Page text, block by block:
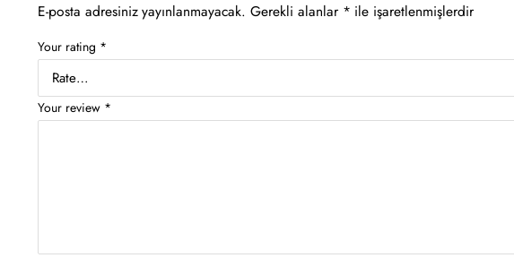
E-posta adresiniz yayınlanmayacak. Gerekli alanlar * ile işaretlenmişlerdir
Your rating *
Your review *